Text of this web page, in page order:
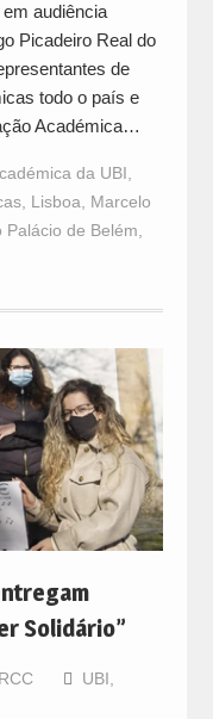
audiência
Picadeiro Real do
de
todo o país e
Académica…
da UBI,
, Lisboa, Marcelo
Palácio de Belém,
Solidário”
UBI,